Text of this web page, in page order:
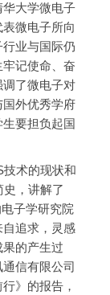
大学微电子
微电子所向
业与国际仍
记使命、奋
了微电子对
外优秀学府
要担负起国
术的现状和
，讲解了
子学研究院
追求，灵感
的产生过
信有限公司
》的报告，